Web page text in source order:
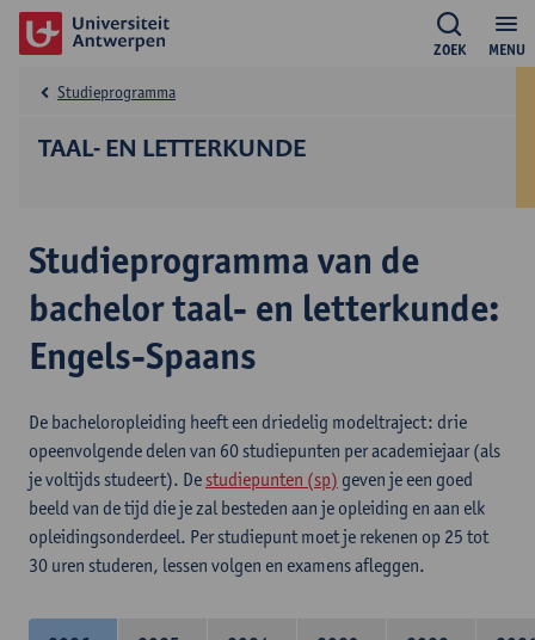
MENU
ZOEK
TAAL- EN LETTERKUNDE
Studieprogramma
Studieprogramma van de
bachelor taal- en letterkunde:
Engels-Spaans
De bacheloropleiding heeft een driedelig modeltraject: drie
opeenvolgende delen van 60 studiepunten per academiejaar (als
je voltijds studeert). De studiepunten (sp) geven je een goed
beeld van de tijd die je zal besteden aan je opleiding en aan elk
opleidingsonderdeel. Per studiepunt moet je rekenen op 25 tot
30 uren studeren, lessen volgen en examens afleggen.